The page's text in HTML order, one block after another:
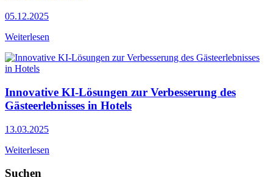
05.12.2025
Weiterlesen
Innovative KI-Lösungen zur Verbesserung des
Gästeerlebnisses in Hotels
13.03.2025
Weiterlesen
Suchen